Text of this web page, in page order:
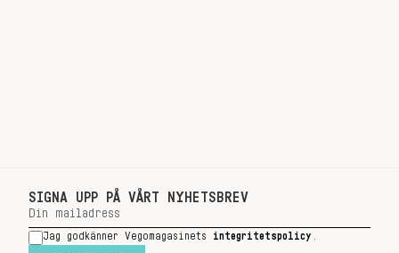
SIGNA UPP PÅ VÅRT NYHETSBREV
Jag godkänner Vegomagasinets integritetspolicy